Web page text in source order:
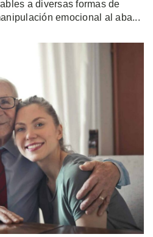
a diversas formas de
emocional al aba...